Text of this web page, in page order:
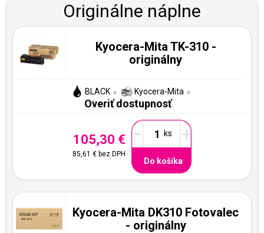
Originálne náplne
Kyocera-Mita TK-310 -
originálny
BLACK Kyocera-Mita
Overiť dostupnosť
105,30 €
85,61 € bez DPH
- +
Do košíka
Kyocera-Mita DK310 Fotovalec
- originálny